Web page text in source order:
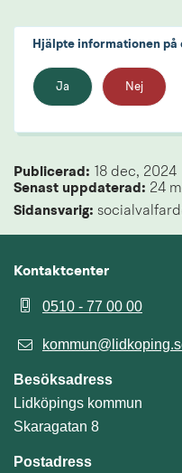
Hjälpte informationen på
Ja Nej
Publicerad:
18 dec, 2024
Senast uppdaterad: 24
Sidansvarig:
Kontaktcenter
0510 - 77 00 00
Besöksadress
Lidköpings kommun
Skaragatan 8
Postadress